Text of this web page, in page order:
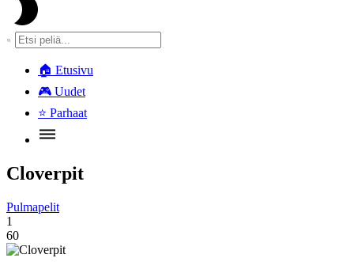
🏠 Etusivu
🎮 Uudet
⭐ Parhaat
Cloverpit
Pulmapelit
1
60